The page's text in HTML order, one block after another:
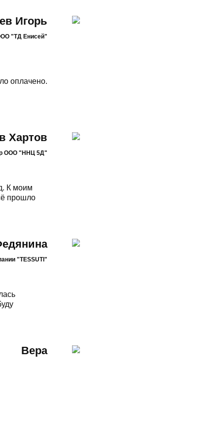
Игорь
"ТД Енисей"
оплачено.
Хартов
ООО "ННЦ 5Д"
К моим
прошло
"TESSUTI"
Вера